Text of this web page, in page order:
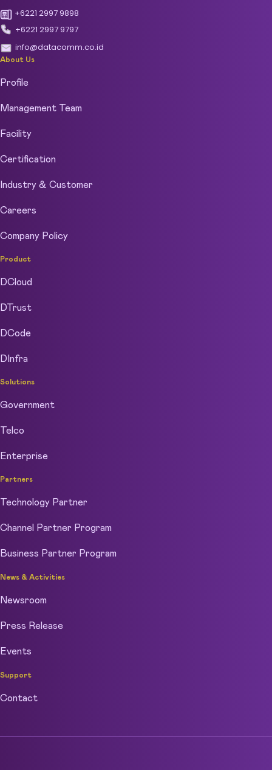
+6221 2997 9898
+6221 2997 9797
info@datacomm.co.id
About Us
Profile
Management Team
Facility
Certification
Industry & Customer
Careers
Company Policy
Product
DCloud
DTrust
DCode
DInfra
Solutions
Government
Telco
Enterprise
Partners
Technology Partner
Channel Partner Program
Business Partner Program
News & Activities
Newsroom
Press Release
Events
Support
Contact